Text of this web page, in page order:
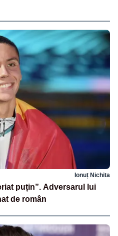
Ionuț Nichita
puțin”. Adversarul lui
de român